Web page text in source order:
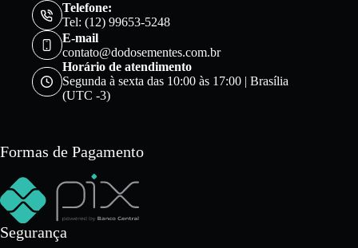
Telefone:
Tel: (12) 99653-5248
E-mail
contato@dodosementes.com.br
Horário de atendimento
Segunda à sexta das 10:00 às 17:00 | Brasília
(UTC -3)
Formas de Pagamento
Segurança